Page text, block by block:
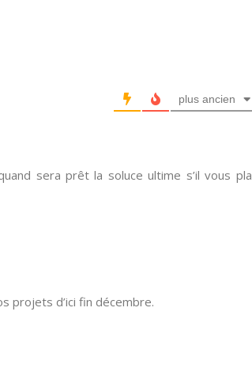
plus ancien
sera prêt la soluce ultime s’il vous
projets d’ici fin décembre.